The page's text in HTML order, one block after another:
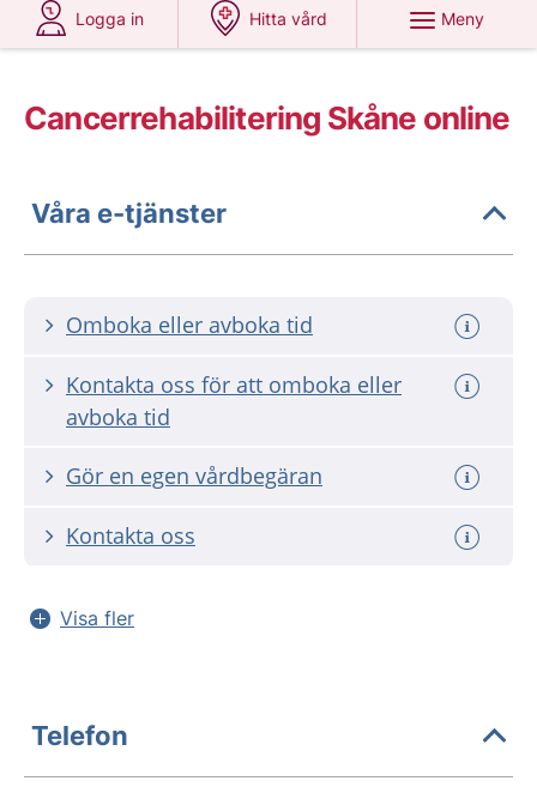
Logga in
Hitta vård
Meny
Cancerrehabilitering Skåne online
Våra e-tjänster
Omboka eller avboka tid
Kontakta oss för att omboka eller
avboka tid
Gör en egen vårdbegäran
Kontakta oss
Visa fler
Telefon